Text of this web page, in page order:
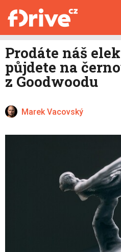
KATALOG
MAPA STANIC
DALŠÍ
HYBRIDY
E-MOTORSPORT
OSTATNÍ
Facebook
Prodáte náš
půjdete na
z Goodwoodu
Marek Vacovský